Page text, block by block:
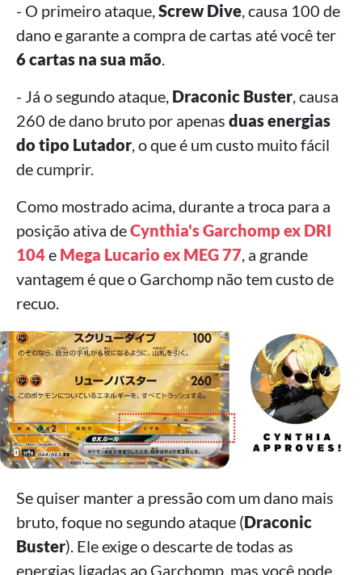
- O primeiro ataque,Screw Dive, causa 100 de
dano e garante a compra de cartas até você ter
6 cartas na sua mão.
- Já o segundo ataque, Draconic Buster, causa
260 de dano bruto por apenas duas energias
do tipo Lutador, o que é um custo muito fácil
de cumprir.
Como mostrado acima, durante a troca para a
posição ativa deCynthia's Garchomp ex DRI
104e Mega Lucario ex MEG 77, a grande
vantagem é que o Garchomp não tem custo de
recuo.
Se quiser manter a pressão com um dano mais
bruto, foque no segundo ataque (Draconic
Buster). Ele exige o descarte de todas as
energias ligadas ao Garchomp, mas você pode